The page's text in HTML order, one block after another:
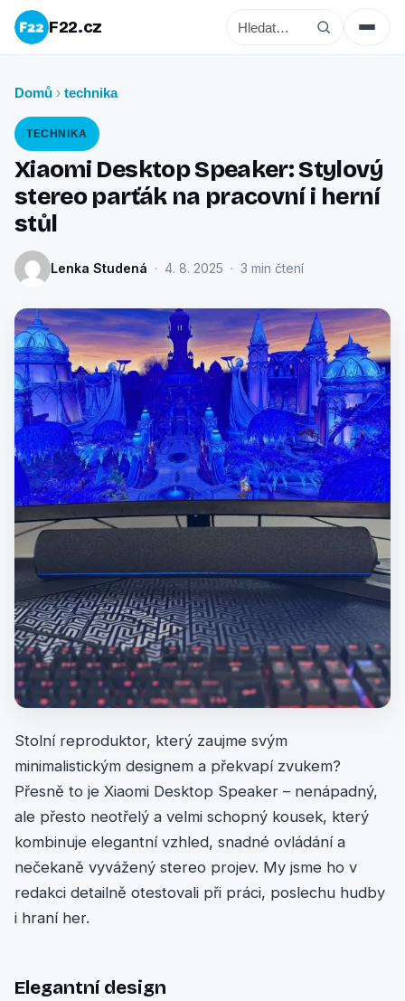
F22.cz
Domů › technika
TECHNIKA
Xiaomi Desktop Speaker: Stylový
stereo parťák na pracovní i herní
stůl
Lenka Studená · 4. 8. 2025 · 3 min čtení
Stolní reproduktor, který zaujme svým
minimalistickým designem a překvapí zvukem?
Přesně to je Xiaomi Desktop Speaker – nenápadný,
ale přesto neotřelý a velmi schopný kousek, který
kombinuje elegantní vzhled, snadné ovládání a
nečekaně vyvážený stereo projev. My jsme ho v
redakci detailně otestovali při práci, poslechu hudby
i hraní her.
Elegantní design